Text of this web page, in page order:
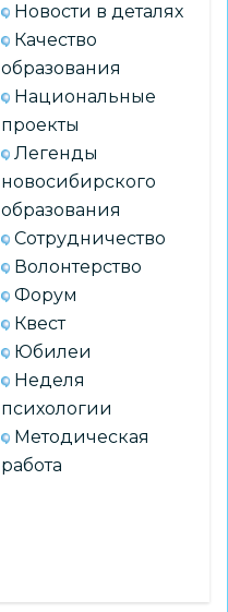
Новости в деталях
Качество
образования
Национальные
проекты
Легенды
новосибирского
образования
Сотрудничество
Волонтерство
Форум
Квест
Юбилеи
Неделя
психологии
Методическая
работа